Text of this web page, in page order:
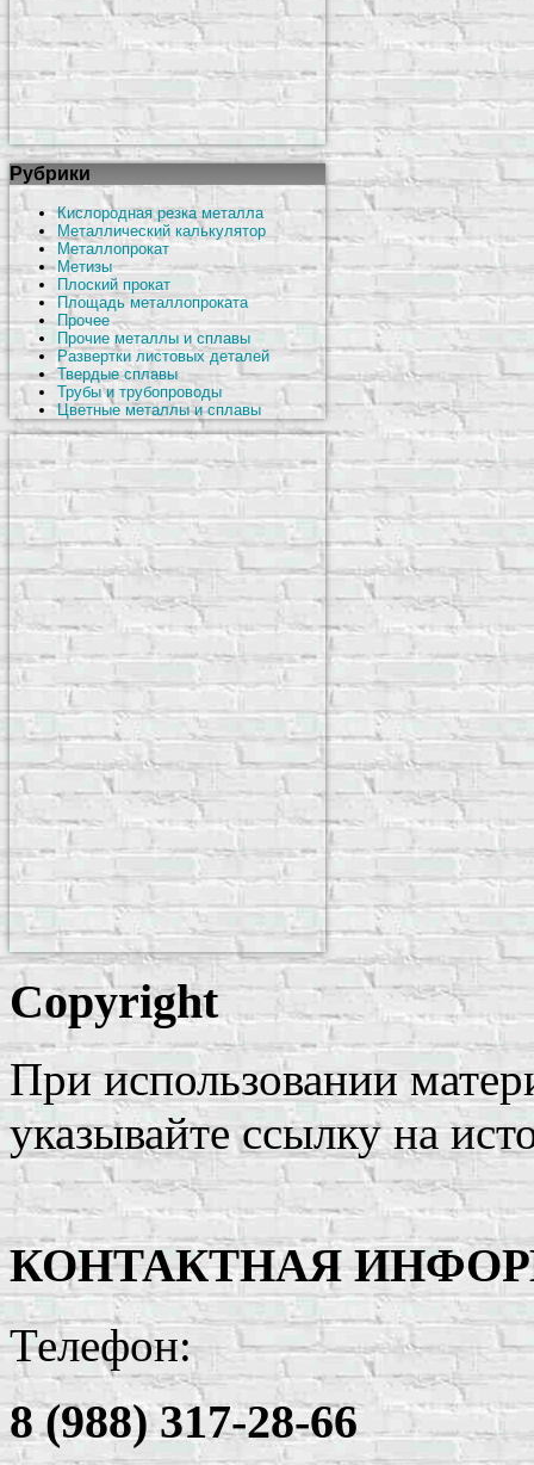
Рубрики
Кислородная резка металла
Металлический калькулятор
Металлопрокат
Метизы
Плоский прокат
Площадь металлопроката
Прочее
Прочие металлы и сплавы
Развертки листовых деталей
Твердые сплавы
Трубы и трубопроводы
Цветные металлы и сплавы
Copyright
При использовании
указывайте ссылку на
КОНТАКТНАЯ
Телефон:
8 (988) 317-28-66